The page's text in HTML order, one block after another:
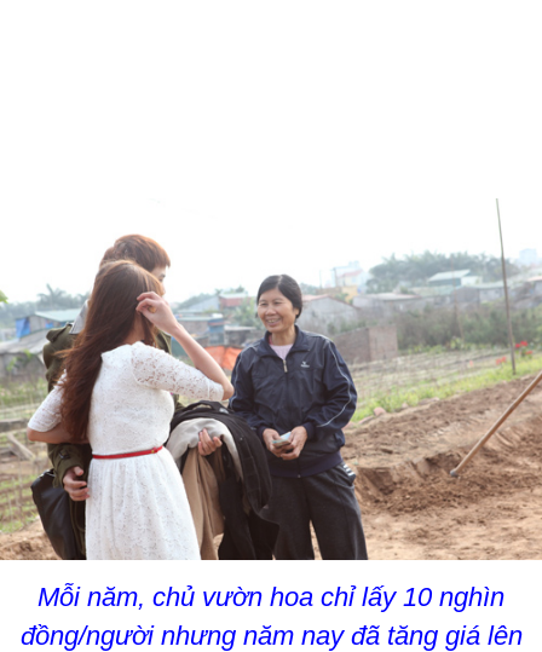
Mỗi năm, chủ vườn hoa chỉ lấy 10 nghìn
đồng/người nhưng năm nay đã tăng giá lên